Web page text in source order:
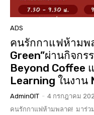
ADS
คนรักกาแฟห้ามพ
Green”ผ่านกิจกร
Beyond Coffee
Learning ในงาน
AdminOIT - 4 กรกฎาคม
คนรักกาแฟห้ามพลาด! มาร่ว